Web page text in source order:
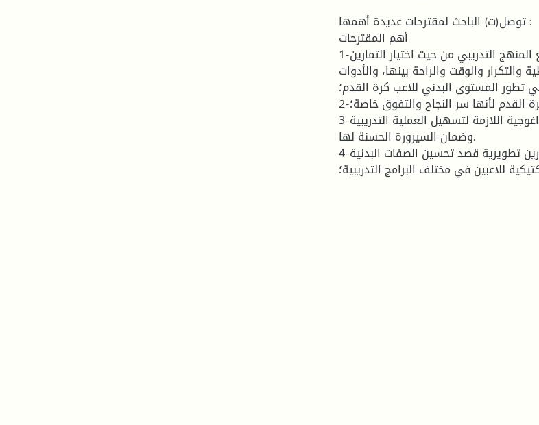
توصل(ت) الباحث لمقترحات عديدة أهمها :
أهم المقترحات
1-التأكيد على الأسس العلمية عند وضع المنهج التدريبي من حيث اختيار التمارين
والتكرار والوقت والراحة بينها، والأدوات
تطور المستوى البدني للاعب كرة القدم؛
2-الاهتمام بالصفات البدنية للاعب كرة القدم لأنها سر النجاح والتفوق خاصة؛
3-توفير الوسائل والامكانيات البيداغوجية اللازمة لتسهيل العملية التدريبية
وضمان السيرورة الحسنة لها.
4-ضرورة التركيز على ادماج تمارين تطويرية قصد تحسين الصفات البدنية
للاعبين في مختلف البرامج التدريبية؛